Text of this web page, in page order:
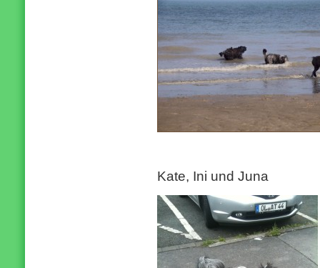
Kate, Ini und Juna